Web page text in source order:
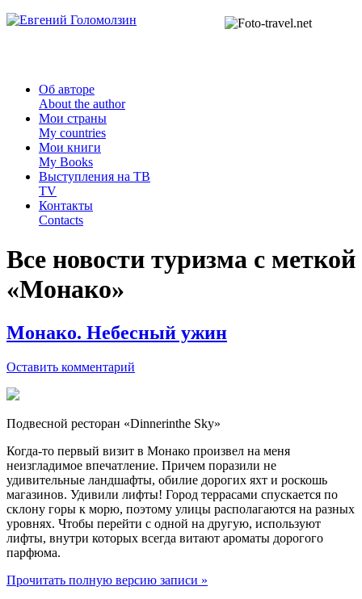
Об авторе
About the author
Мои страны
My countries
Мои книги
My Books
Выступления на ТВ
TV
Контакты
Contacts
Все новости туризма с меткой
«Монако»
Монако. Небесный ужин
Оставить комментарий
Подвесной ресторан «Dinnerinthe Sky»
Когда-то первый визит в Монако произвел на меня
неизгладимое впечатление. Причем поразили не
удивительные ландшафты, обилие дорогих яхт и роскошь
магазинов. Удивили лифты! Город террасами спускается по
склону горы к морю, поэтому улицы располагаются на разных
уровнях. Чтобы перейти с одной на другую, используют
лифты, внутри которых всегда витают ароматы дорогого
парфюма.
Прочитать полную версию записи »